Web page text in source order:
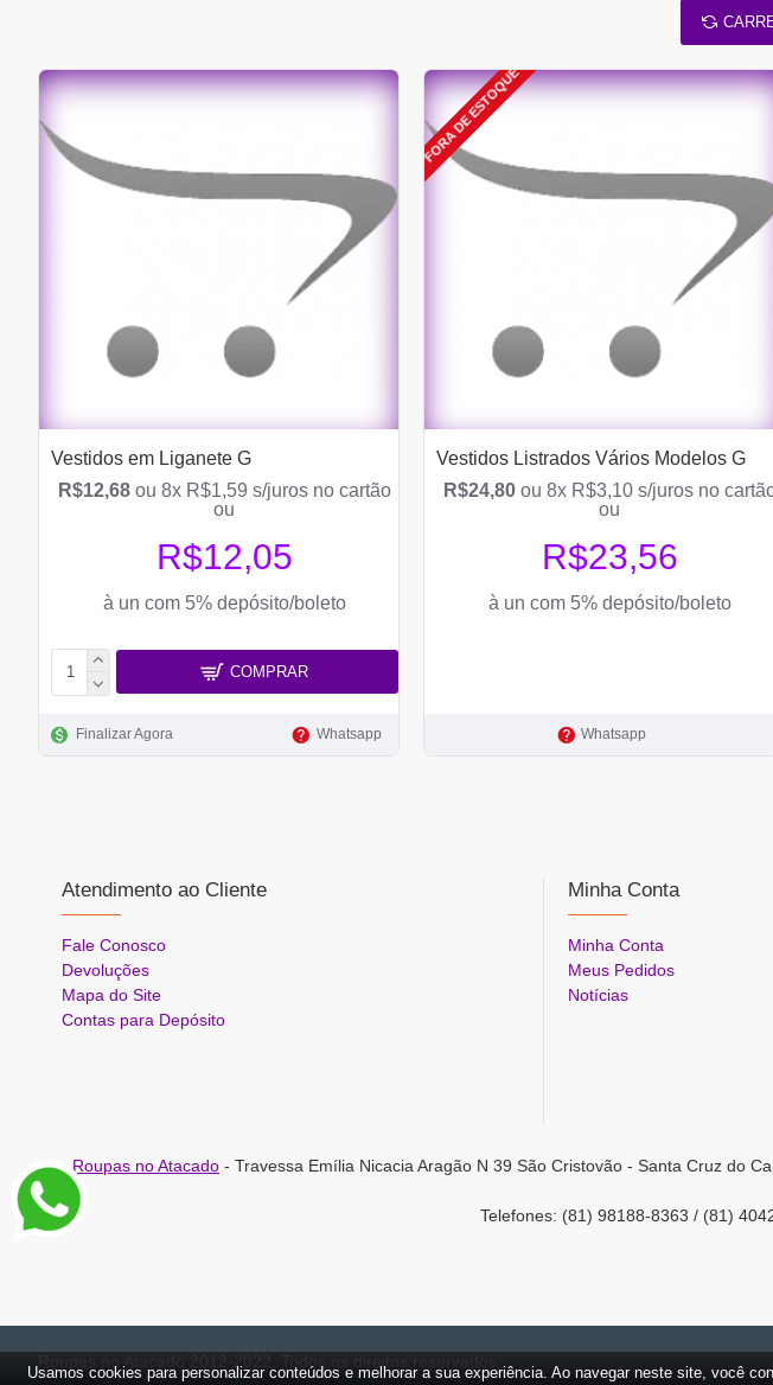
Vestidos em Liganete G
R$12,68ou 8x R$1,59 s/juros no cartão
ou
R$12,05
à un com 5% depósito/boleto
COMPRAR
Finalizar Agora Whatsapp
FORA DE ESTOQUE
Vestidos Listrados Vários Modelos G
R$24,80ou 8x R$3,10 s/juros no
ou
R$23,56
à un com 5% depósito/boleto
Whatsapp
Atendimento ao Cliente
Fale Conosco
Devoluções
Mapa do Site
Contas para Depósito
Minha Conta
Minha Conta
Meus Pedidos
Notícias
Roupas no Atacado- Travessa Emília Nicacia Aragão N 39 São Cristovão - Santa Cruz do
Telefones: (81) 98188-8363 / (81)
Usamos cookies para personalizar conteúdos e melhorar a sua experiência. Ao navegar neste site, você